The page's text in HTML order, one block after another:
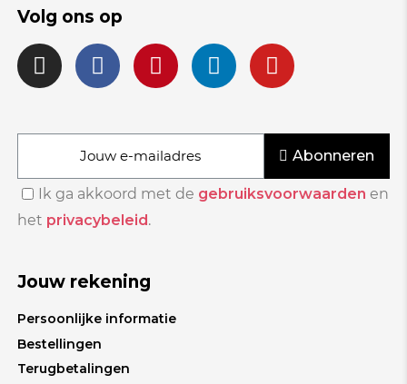
Volg ons op
Abonneren
Ik ga akkoord met de gebruiksvoorwaarden en
het privacybeleid.
Jouw rekening
Persoonlijke informatie
Bestellingen
Terugbetalingen